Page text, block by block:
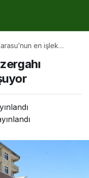
en işlek
kavuşuyor